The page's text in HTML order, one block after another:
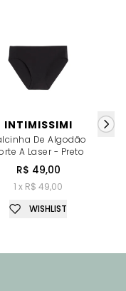
INTIMISSIMI
De Algodão
A Laser - Preto
R$ 49,00
1 x R$ 49,00
WISHLIST